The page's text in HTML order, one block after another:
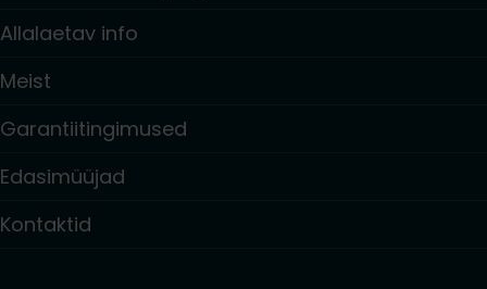
Allalaetav info
Meist
Garantiitingimused
Edasimüüjad
Kontaktid